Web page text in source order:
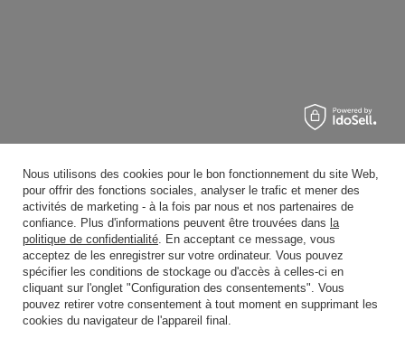
Nous utilisons des cookies pour le bon fonctionnement du site Web,
pour offrir des fonctions sociales, analyser le trafic et mener des
activités de marketing - à la fois par nous et nos partenaires de
confiance. Plus d'informations peuvent être trouvées dans la
politique de confidentialité. En acceptant ce message, vous
acceptez de les enregistrer sur votre ordinateur. Vous pouvez
spécifier les conditions de stockage ou d'accès à celles-ci en
cliquant sur l'onglet "Configuration des consentements". Vous
pouvez retirer votre consentement à tout moment en supprimant les
cookies du navigateur de l'appareil final.